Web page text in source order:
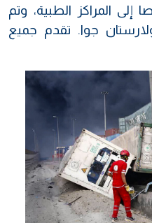
تم إحالة 1139 شخصا إلى المراكز الطبية، وتم
جوا. تقدم جميع